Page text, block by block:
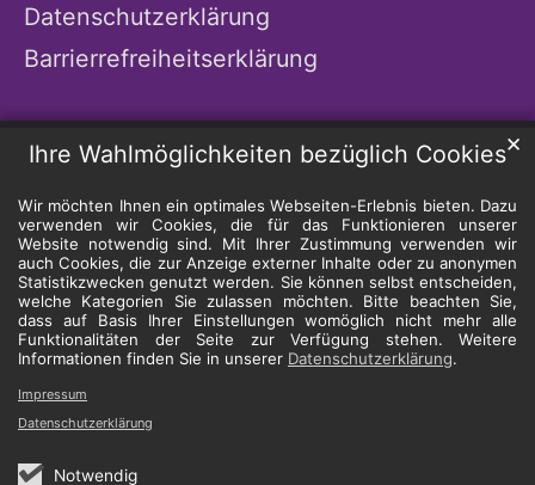
Ihre Wahlmöglichkeiten bezüglich Cookies
Wir möchten Ihnen ein optimales Webseiten-Erlebnis bieten. Dazu
verwenden wir Cookies, die für das Funktionieren unserer
Website notwendig sind. Mit Ihrer Zustimmung verwenden wir
auch Cookies, die zur Anzeige externer Inhalte oder zu anonymen
Statistikzwecken genutzt werden. Sie können selbst entscheiden,
welche Kategorien Sie zulassen möchten. Bitte beachten Sie,
dass auf Basis Ihrer Einstellungen womöglich nicht mehr alle
Funktionalitäten der Seite zur Verfügung stehen. Weitere
Informationen finden Sie in unserer Datenschutzerklärung.
Notwendig
✕
Impressum
Datenschutzerklärung
Datenschutzerklärung
Barrierrefreiheitserklärung